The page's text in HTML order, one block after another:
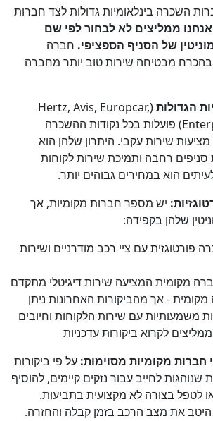
השכרה בינלאומיות גדולות לצד חברות
אנחנו ממליצים לא לבחור לפי שם
של הסניף הספציפי. חברה
בהכרח מבטיחה שירות טוב יותר מחברה
הגדולות (Hertz, Avis, Europcar,
Enterprise, Sixt, Budget) פועלות בכל נקודות ההשכרה
שירות עקבי. היתרון שלהן הוא
סניפים רחבה ותמיכת שירות לקוחות
הוא במחירים גבוהים יותר.
יש מספר חברות מקומיות, אך
שלהן בקפידה:
פורטוגזית עם ציי רכב מודרניים ושירות
מקומית המציעה שירות דיגיטלי מתקדם
- אך מהביקורות האחרונות ניתן
משמעותיות עם שירות הלקוחות וחיובים
לקרוא ביקורות עדכניות
מקומיות מסוימות: על פי ביקורות
לחייב עבור נזקים קיימים, להוסיף
לטפל בצורה לא מקצועית בתביעות.
את מצב הרכב בזמן קבלה והחזרה.